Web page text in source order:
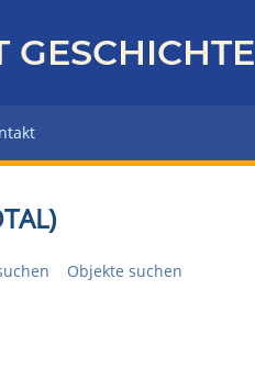
GESCHICHTE
Objekte suchen